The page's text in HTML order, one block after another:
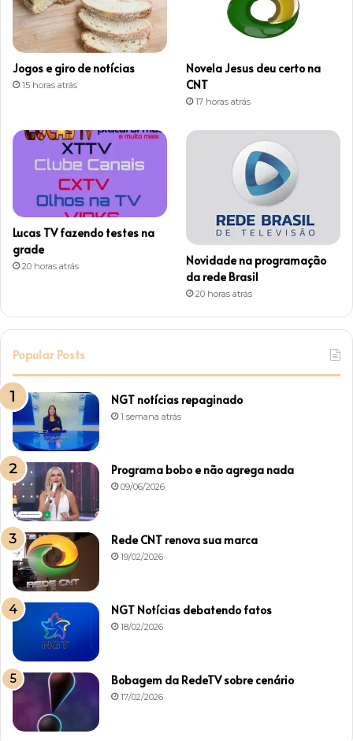
a
Jogos e giro de notícias
15 horas atrás
Novela Jesus deu certo na
CNT
17 horas atrás
Lucas TV fazendo testes na
grade
20 horas atrás
Novidade na programação
da rede Brasil
20 horas atrás
Popular Posts
NGT notícias repaginado
1 semana atrás
Programa bobo e não agrega nada
09/06/2026
Rede CNT renova sua marca
19/02/2026
NGT Notícias debatendo fatos
18/02/2026
Bobagem da RedeTV sobre cenário
17/02/2026